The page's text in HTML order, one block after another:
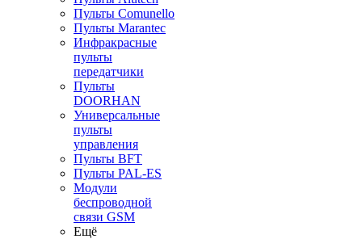
Пульты Сomunello
Пульты Marantec
Инфракрасные
пульты
передатчики
Пульты
DOORHAN
Универсальные
пульты
управления
Пульты BFT
Пульты PAL-ES
Модули
беспроводной
связи GSM
Ещё